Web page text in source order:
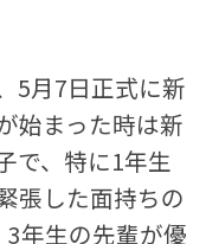
5月7日正式に新
始まった時は新
で、特に1年生
張した面持ちの
年生の先輩が優